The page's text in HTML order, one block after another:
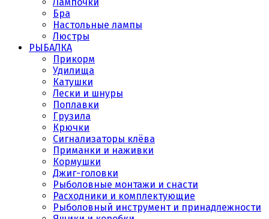
Бра
Настольные лампы
Люстры
РЫБАЛКА
Прикорм
Удилища
Катушки
Лески и шнуры
Поплавки
Грузила
Крючки
Сигнализаторы клёва
Приманки и наживки
Кормушки
Джиг-головки
Рыболовные монтажи и снасти
Расходники и комплектующие
Рыболовный инструмент и принадлежности